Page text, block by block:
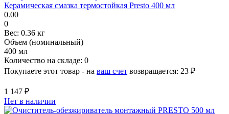
Керамическая смазка термостойкая Presto 400 мл
0.00
0
Вес: 0.36 кг
Объем (номинальный)
400 мл
Количество на складе: 0
Покупаете этот товар - на ваш счет возвращается: 23 ₽
1 147 ₽
Нет в наличии